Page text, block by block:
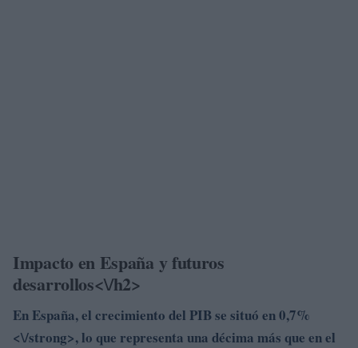
Impacto en España y futuros
desarrollos<\/h2>
En España, el crecimiento del PIB se situó en0,7%
<\/strong>, lo que representa una décima más que en el